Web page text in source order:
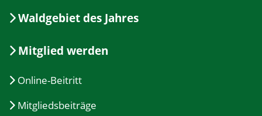
Waldgebiet des Jahres
Mitglied werden
Online-Beitritt
Mitgliedsbeiträge